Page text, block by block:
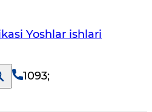
Yoshlar ishlari
1093;